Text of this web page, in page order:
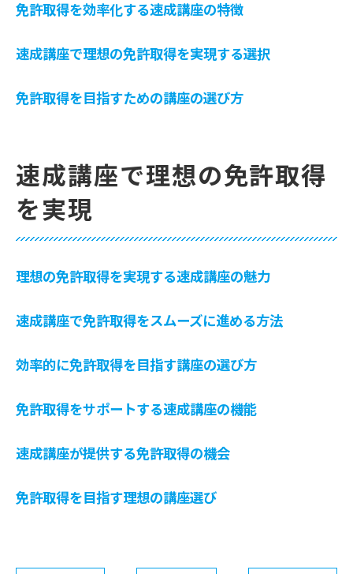
免許取得を効率化する速成講座の特徴
速成講座で理想の免許取得を実現する選択
免許取得を目指すための講座の選び方
速成講座で理想の免許取得
を実現
理想の免許取得を実現する速成講座の魅力
速成講座で免許取得をスムーズに進める方法
効率的に免許取得を目指す講座の選び方
免許取得をサポートする速成講座の機能
速成講座が提供する免許取得の機会
免許取得を目指す理想の講座選び